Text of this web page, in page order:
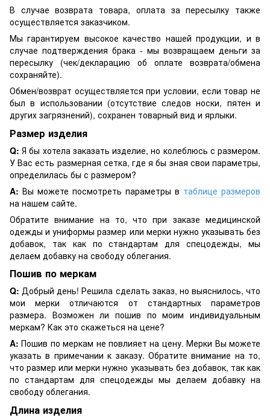
В случае возврата товара, оплата за пересылку также
осуществляется заказчиком.
Мы гарантируем высокое качество нашей продукции, и в
случае подтверждения брака - мы возвращаем деньги за
пересылку (чек/декларацию об оплате возврата/обмена
сохраняйте).
Обмен/возврат осуществляется при условии, если товар не
был в использовании (отсутствие следов носки, пятен и
других загрязнений), сохранен товарный вид и ярлыки.
Размер изделия
Q: Я бы хотела заказать изделие, но колеблюсь с размером.
У Вас есть размерная сетка, где я бы зная свои параметры,
определилась бы с размером?
A: Вы можете посмотреть параметры в таблице размеров
на нашем сайте.
Обратите внимание на то, что при заказе медицинской
одежды и униформы размер или мерки нужно указывать без
добавок, так как по стандартам для спецодежды, мы
делаем добавку на свободу облегания.
Пошив по меркам
Q: Добрый день! Решила сделать заказ, но выяснилось, что
мои мерки отличаются от стандартных параметров
размера. Возможен ли пошив по моим индивидуальным
меркам? Как это скажеться на цене?
A: Пошив по меркам не повлияет на цену. Мерки Вы можете
указать в примечании к заказу. Обратите внимание на то,
что размер или мерки нужно указывать без добавок, так как
по стандартам для спецодежды мы делаем добавку на
свободу облегания.
Длина изделия